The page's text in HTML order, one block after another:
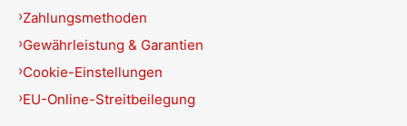
Zahlungsmethoden
Gewährleistung & Garantien
Cookie-Einstellungen
EU-Online-Streitbeilegung